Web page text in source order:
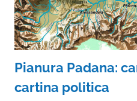
Pianura Padana:
cartina politica